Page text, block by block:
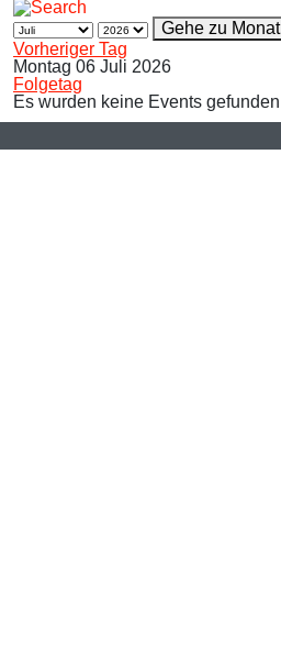
Gehe zu Monat
Vorheriger Tag
Montag 06 Juli 2026
Folgetag
Es wurden keine Events gefunden